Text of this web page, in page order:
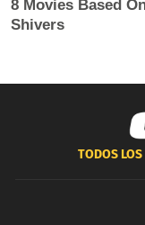
TODOS